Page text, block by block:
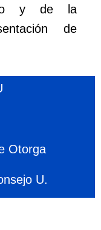
y de la
de
Otorga
U.